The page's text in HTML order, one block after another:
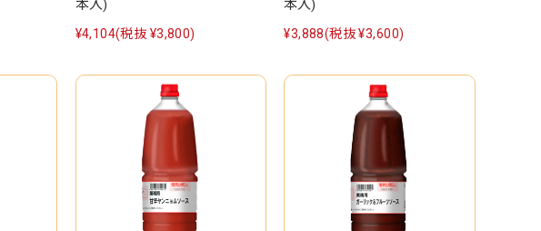
本入)
¥4,104(税抜 ¥3,800)
本入)
¥3,888(税抜 ¥3,600)